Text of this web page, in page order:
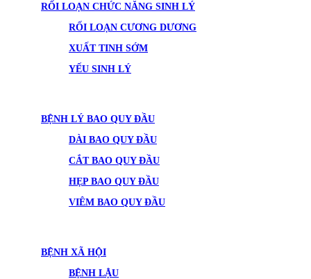
RỐI LOẠN CHỨC NĂNG SINH LÝ
RỐI LOẠN CƯƠNG DƯƠNG
XUẤT TINH SỚM
YẾU SINH LÝ
BỆNH LÝ BAO QUY ĐẦU
DÀI BAO QUY ĐẦU
CẮT BAO QUY ĐẦU
HẸP BAO QUY ĐẦU
VIÊM BAO QUY ĐẦU
BỆNH XÃ HỘI
BỆNH LẬU